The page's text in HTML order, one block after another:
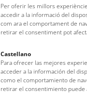
Per oferir les millors
accedir a la informació del
com ara el comportament de
retirar el consentiment pot
Castellano
Para ofrecer las mejores
acceder a la información del
como el comportamiento de
retirar el consentimiento puede